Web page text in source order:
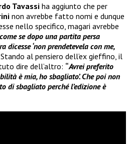
Tavassi ha aggiunto che per
non avrebbe fatto nomi e dunque
nello specifico, magari avrebbe
come se dopo una partita persa
dicesse ‘non prendetevela con me,
Stando al pensiero dell’ex gieffino, il
dire dell’altro: “Avrei preferito
è mia, ho sbagliato’. Che poi non
di sbagliato perché l’edizione è